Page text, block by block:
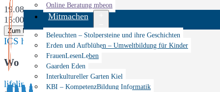
Online Beratung mbeon
Mitmachen
Menü
Beleuchten – Stolpersteine und ihre Geschichten
Erden und Aufblühen – Umweltbildung für Kinder
FrauenLesenLeben
Gaarden Eden
Interkultureller Garten Kiel
KBI – KompetenzBildung Informatik
19.08.2022
15:00
Zum Kalender hinzufügen
ICS herunterladen Google Kalender iCalendar Office 365
Wo
lifeline e.V.